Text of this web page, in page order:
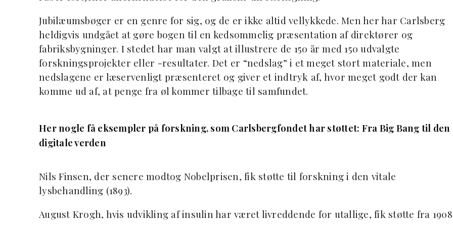
Jubilæumsbøger er en genre for sig, og de er ikke altid vellykkede. Men her har Carlsberg
heldigvis undgået at gøre bogen til en kedsommelig præsentation af direktører og
fabriksbygninger. I stedet har man valgt at illustrere de 150 år med 150 udvalgte
forskningsprojekter eller -resultater. Det er “nedslag” i et meget stort materiale, men
nedslagene er læservenligt præsenteret og giver et indtryk af, hvor meget godt der kan
komme ud af, at penge fra øl kommer tilbage til samfundet.
Her nogle få eksempler på forskning, som Carlsbergfondet har støttet: Fra Big Bang til den
digitale verden
Nils Finsen, der senere modtog Nobelprisen, fik støtte til forskning i den vitale
lysbehandling (1893).
August Krogh, hvis udvikling af insulin har været livreddende for utallige, fik støtte fra